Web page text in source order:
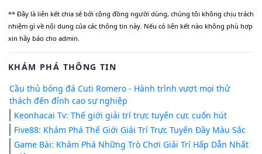
** Đây là liên kết chia sẻ bới cộng đồng người dùng, chúng tôi không chịu trách
nhiệm gì về nội dung của các thông tin này. Nếu có liên kết nào không phù hợp
xin hãy báo cho admin.
KHÁM PHÁ THÔNG TIN
Cầu thủ bóng đá Cuti Romero - Hành trình vượt mọi thử
thách đến đỉnh cao sự nghiệp
Keonhacai Tv: Thế giới giải trí trực tuyến cực cuốn hút
Five88: Khám Phá Thế Giới Giải Trí Trực Tuyến Đầy Màu Sắc
Game Bài: Khám Phá Những Trò Chơi Giải Trí Hấp Dẫn Nhất